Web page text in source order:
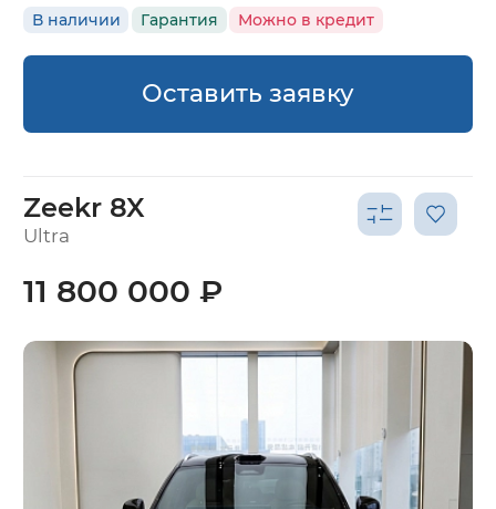
В наличии Гарантия Можно в кредит
Оставить заявку
Zeekr 8X
Ultra
11 800 000 ₽